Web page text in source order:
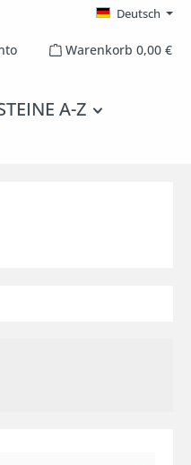
Deutsch
auf dem Merkzettel
Warenkorb 0,00 €
A-Z